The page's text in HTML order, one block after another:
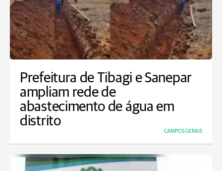
Prefeitura de Tibagi e Sanepar
ampliam rede de
abastecimento de água em
distrito
CAMPOS GERAIS